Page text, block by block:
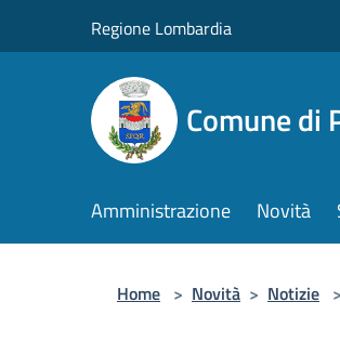
Regione Lombardia
Comune di
Amministrazione Novità
Home > Novità > Notizie >